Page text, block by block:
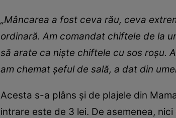
„Mâncarea a fost ceva rău, ceva
ordinară. Am comandat chiftele de la
să arate ca niște chiftele cu sos roșu.
am chemat șeful de sală, a dat din
Acesta s-a plâns și de plajele din
intrare este de 3 lei. De asemenea,